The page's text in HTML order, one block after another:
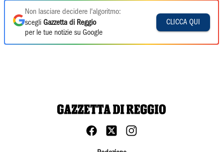
Non lasciare decidere l'algoritmo:
scegli Gazzetta di Reggio
per le tue notizie su Google
CLICCA QUI